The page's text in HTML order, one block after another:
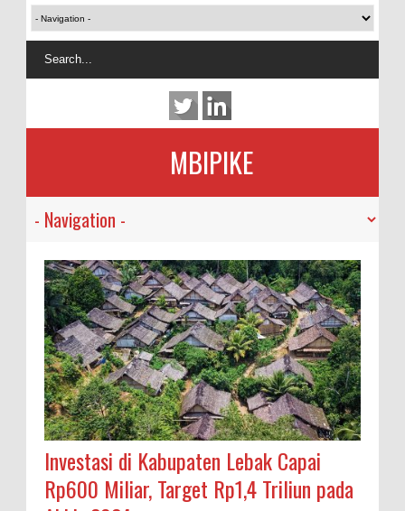
MBIPIKE
Investasi di Kabupaten Lebak Capai
Rp600 Miliar, Target Rp1,4 Triliun pada